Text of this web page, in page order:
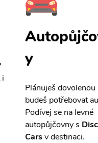
i
y
Plánuješ dovolenou
budeš potřebovat
Podívej se na levné
autopůjčovny s
Carsv destinaci.